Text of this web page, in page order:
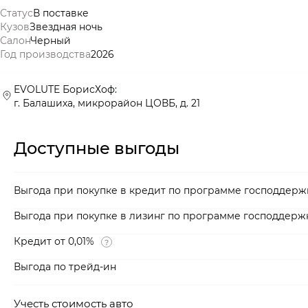
СтатусВ поставке
КузовЗвездная ночь
СалонЧерный
Год производства2026
EVOLUTE БорисХоф:
г. Балашиха, микрорайон ЦОВБ, д. 21
Доступные выгоды
Выгода при покупке в кредит по программе
Выгода при покупке в лизинг по программе
Кредит от 0,01%
Выгода по трейд-ин
Учесть стоимость авто